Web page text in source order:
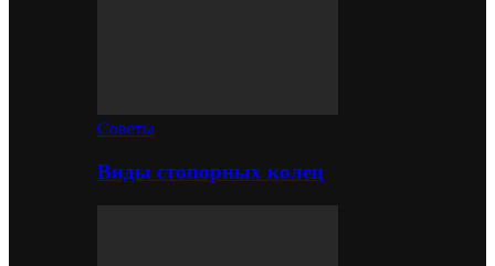
Советы
Виды стопорных колец